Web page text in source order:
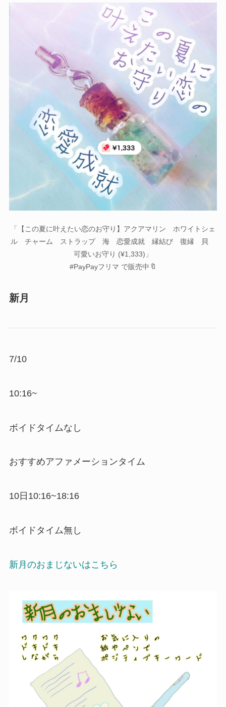
「【この夏に叶えたい恋のお守り】アクアマリン ホワイトシェ
ル チャーム ストラップ 海 恋愛成就 縁結び 復縁 貝
可愛いお守り (¥1,333)」
#PayPayフリマ で販売中🔖
新月
7/10
10:16~
ボイドタイムなし
おすすめアファメーションタイム
10日10:16~18:16
ボイドタイム無し
新月のおまじないはこちら